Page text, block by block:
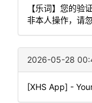
【乐词】您的验
非本人操作，请
2026-05-28
[XHS App] -